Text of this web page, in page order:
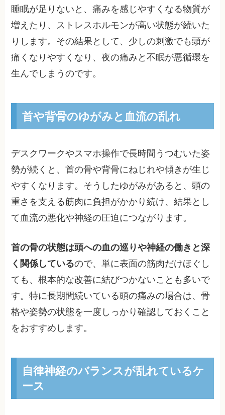
睡眠が足りないと、痛みを感じやすくなる物質が
増えたり、ストレスホルモンが高い状態が続いた
りします。その結果として、少しの刺激でも頭が
痛くなりやすくなり、夜の痛みと不眠が悪循環を
生んでしまうのです。
首や背骨のゆがみと血流の乱れ
デスクワークやスマホ操作で長時間うつむいた姿
勢が続くと、首の骨や背骨にねじれや傾きが生じ
やすくなります。そうしたゆがみがあると、頭の
重さを支える筋肉に負担がかかり続け、結果とし
て血流の悪化や神経の圧迫につながります。
首の骨の状態は頭への血の巡りや神経の働きと深
く関係しているので、単に表面の筋肉だけほぐし
ても、根本的な改善に結びつかないことも多いで
す。特に長期間続いている頭の痛みの場合は、骨
格や姿勢の状態を一度しっかり確認しておくこと
をおすすめします。
自律神経のバランスが乱れているケ
ース